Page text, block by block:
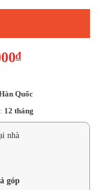
₫Giá
là:
11.000.000₫.
Quốc
12 tháng
nhà
góp